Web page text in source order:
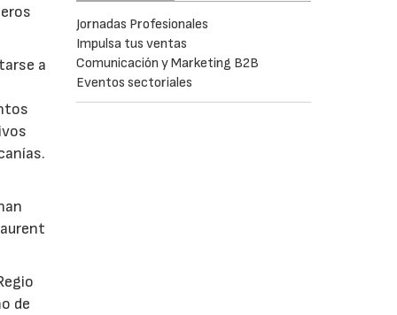
a
de
Jornadas Profesionales
Impulsa tus ventas
Comunicación y Marketing B2B
Eventos sectoriales